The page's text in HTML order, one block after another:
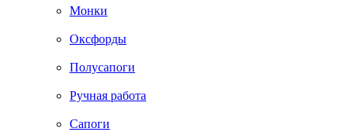
Монки
Оксфорды
Полусапоги
Ручная работа
Сапоги